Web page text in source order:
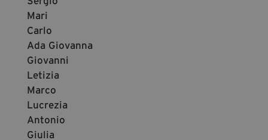
Mari
Carlo
Ada Giovanna
Giovanni
Letizia
Marco
Lucrezia
Antonio
Giulia